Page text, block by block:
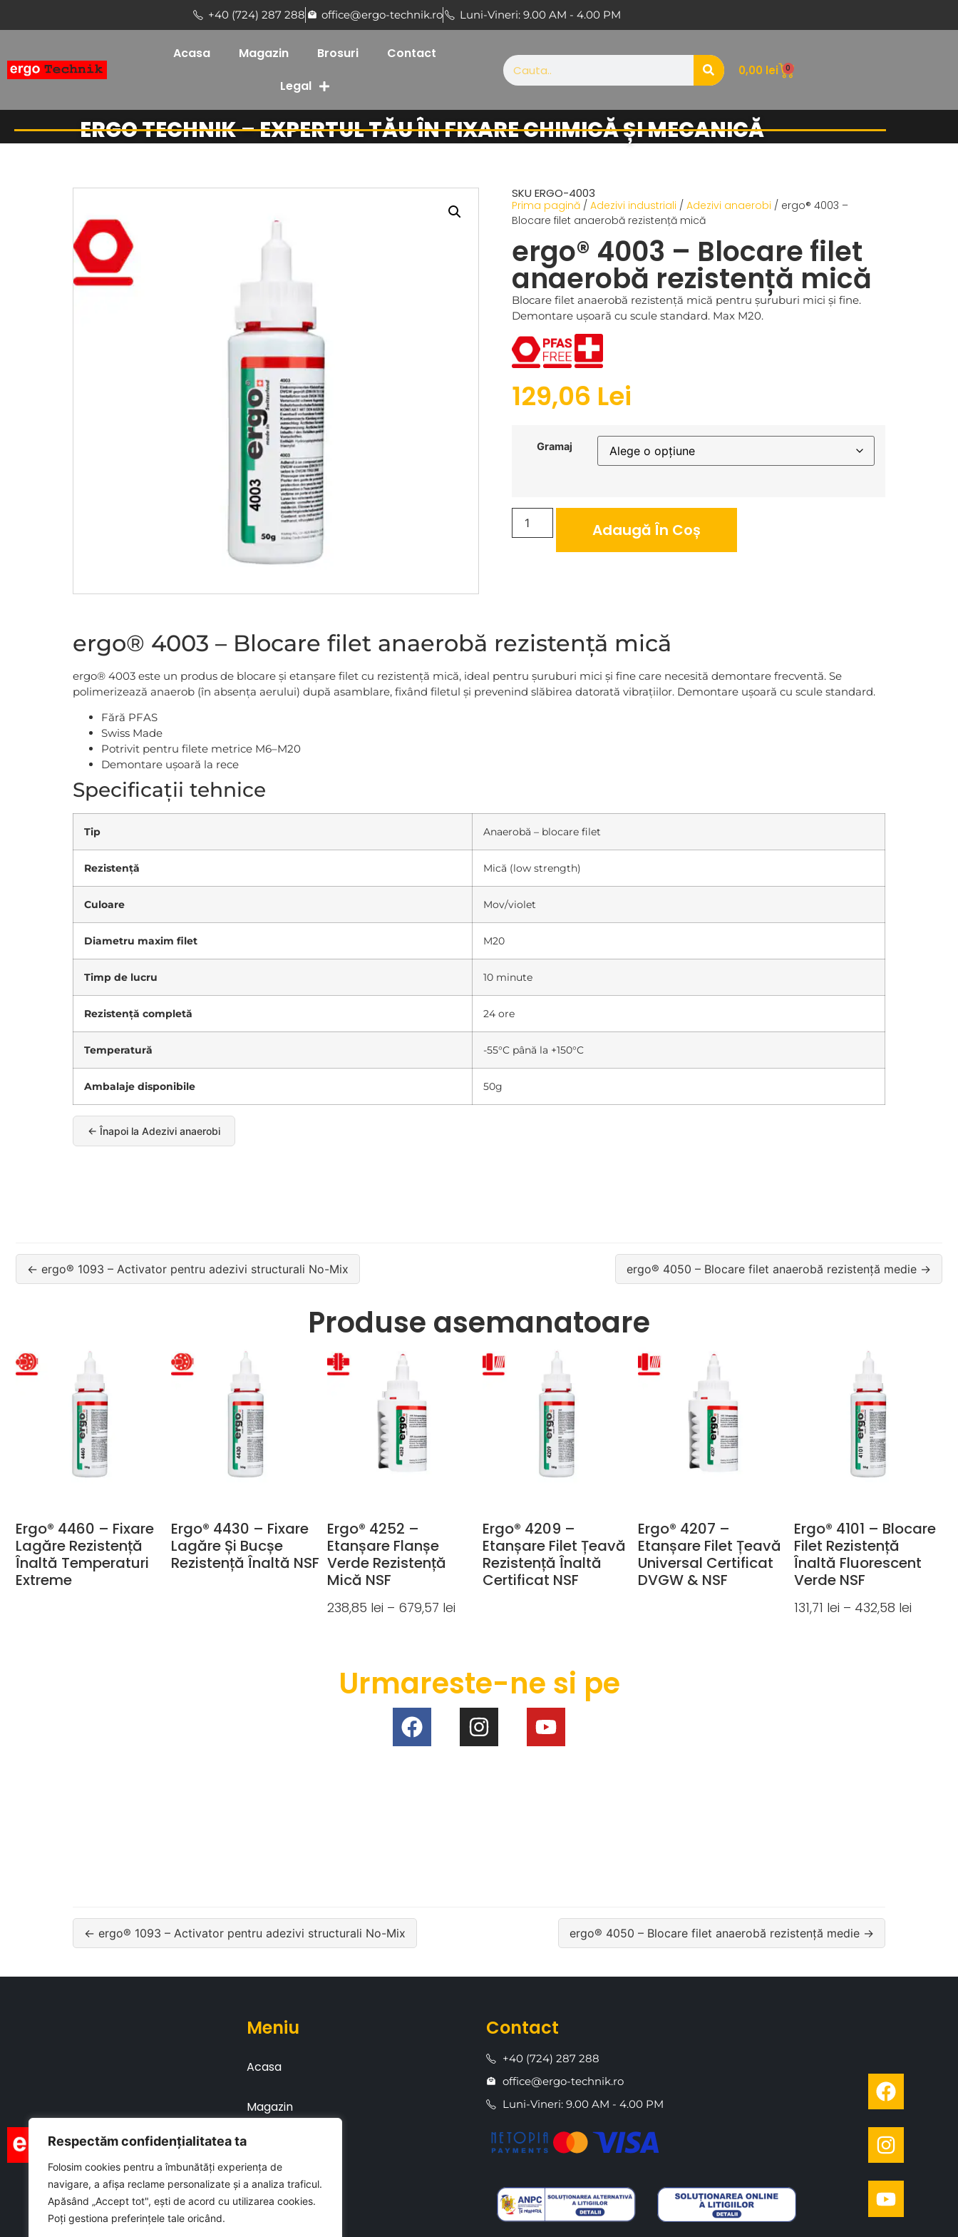
Respectăm confidențialitatea ta
Folosim cookies pentru a îmbunătăți experiența de
navigare, a afișa reclame personalizate și a analiza traficul.
Apăsând „Accept tot", ești de acord cu utilizarea cookies.
Poți gestiona preferințele tale oricând.
+40 (724) 287 288 office@ergo-technik.ro Luni-Vineri: 9.00 AM - 4.00 PM
Acasa Magazin Brosuri
Contact
Legal
0,00 lei 0
ERGO TECHNIK – EXPERTUL TĂU ÎN FIXARE CHIMICĂ ȘI MECANICĂ
SKU ERGO-4003
Prima pagină/ Adezivi industriali / Adezivi anaerobi / ergo® 4003 –
Blocare filet anaerobă rezistență mică
ergo® 4003 – Blocare filet
anaerobă rezistență mică
Blocare filet anaerobă rezistență mică pentru șuruburi mici și fine.
Demontare ușoară cu scule standard. Max M20.
129,06 Lei
Gramaj
Adaugă În Coș
ergo® 4003 – Blocare filet anaerobă rezistență mică
ergo® 4003 este un produs de blocare și etanșare filet cu rezistență mică, ideal pentru șuruburi mici și fine care necesită demontare frecventă. Se
polimerizează anaerob (în absența aerului) după asamblare, fixând filetul și prevenind slăbirea datorată vibrațiilor. Demontare ușoară cu scule standard.
Fără PFAS
Swiss Made
Potrivit pentru filete metrice M6–M20
Demontare ușoară la rece
Specificații tehnice
Tip Anaerobă – blocare filet
Rezistență Mică (low strength)
Culoare Mov/violet
Diametru maxim filet M20
Timp de lucru 10 minute
Rezistență completă 24 ore
Temperatură -55°C până la +150°C
Ambalaje disponibile 50g
← Înapoi la Adezivi anaerobi
← ergo® 1093 – Activator pentru adezivi structurali No-Mix ergo® 4050 – Blocare filet anaerobă rezistență medie →
Produse asemanatoare
Ergo® 4460 – Fixare
Lagăre Rezistență
Înaltă Temperaturi
Extreme
Ergo® 4430 – Fixare
Lagăre Și Bucșe
Rezistență Înaltă NSF
Ergo® 4252 –
Etanșare Flanșe
Verde Rezistență
Mică NSF
238,85 lei – 679,57 lei
Ergo® 4209 –
Etanșare Filet Țeavă
Rezistență Înaltă
Certificat NSF
Ergo® 4207 –
Etanșare Filet Țeavă
Universal Certificat
DVGW & NSF
Ergo® 4101 – Blocare
Filet Rezistență
Înaltă Fluorescent
Verde NSF
131,71 lei – 432,58 lei
Urmareste-ne si pe
← ergo® 1093 – Activator pentru adezivi structurali No-Mix ergo® 4050 – Blocare filet anaerobă rezistență medie →
Meniu
Acasa
Magazin
Contact
Contact
+40 (724) 287 288
office@ergo-technik.ro
Luni-Vineri: 9.00 AM - 4.00 PM